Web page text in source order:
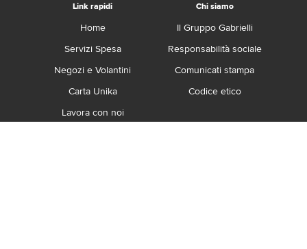
Link rapidi
Home
Servizi Spesa
Negozi e Volantini
Carta Unika
Lavora con noi
Chi siamo
Il Gruppo Gabrielli
Responsabilità sociale
Comunicati stampa
Codice etico